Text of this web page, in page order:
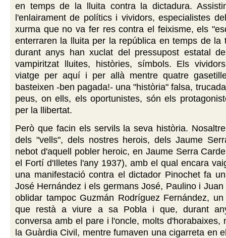
en temps de la lluita contra la dictadura.
l'enlairament de polítics i vividors, especialistes
xurma que no va fer res contra el feixisme, els
enterraren la lluita per la república en temps de la
durant anys han xuclat del pressupost estatal
vampiritzat lluites, històries, símbols. Els
viatge per aquí i per allà mentre quatre
basteixen -ben pagada!- una "història" falsa,
peus, on ells, els oportunistes, són els
per la llibertat.
Però que facin els servils la seva història.
dels "vells", dels nostres herois, dels Jaume
nebot d'aquell pobler heroic, en Jaume Serra
el Fortí d'Illetes l'any 1937), amb el qual encara
una manifestació contra el dictador Pinochet fa
José Hernández i els germans José, Paulino i
oblidar tampoc Guzmán Rodríguez Fernández,
que restà a viure a sa Pobla i que, durant
conversa amb el pare i l'oncle, molts d'horabaixes,
la Guàrdia Civil, mentre fumaven una cigarreta en